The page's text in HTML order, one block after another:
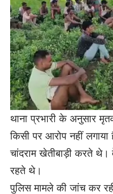
थाना प्रभारी के अनुसार
किसी पर आरोप नहीं लगाया
चांदराम खेतीबाड़ी करते थे।
रहते थे।
पुलिस मामले की जांच कर